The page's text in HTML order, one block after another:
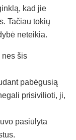
kad jie
Tačiau tokių
neteikia.
nes šis
pabėgusią
prisivilioti, ji,
pasiūlyta